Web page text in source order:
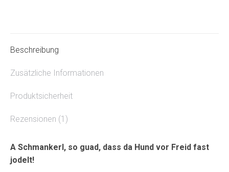
Beschreibung
Zusätzliche Informationen
Produktsicherheit
Rezensionen (1)
A Schmankerl, so guad, dass da Hund vor Freid fast
jodelt!